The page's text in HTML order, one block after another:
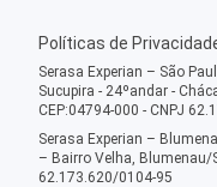
Políticas de
Serasa Experian – São
Sucupira - 24ºandar -
CEP:04794-000 - CNPJ
Serasa Experian –
– Bairro Velha, Blumenau/
62.173.620/0104-95